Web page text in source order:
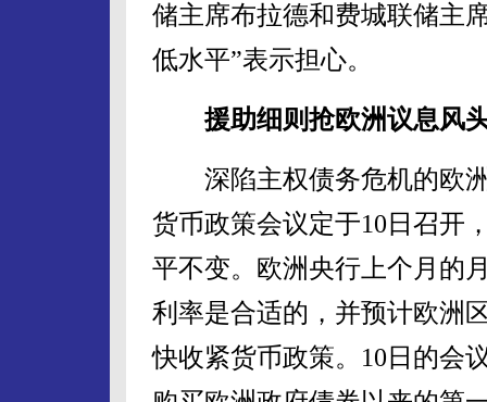
储主席布拉德和费城联储主
低水平”表示担心。
援助细则抢欧洲议息风
深陷主权债务危机的欧洲
货币政策会议定于10日召开
平不变。欧洲央行上个月的
利率是合适的，并预计欧洲
快收紧货币政策。10日的会